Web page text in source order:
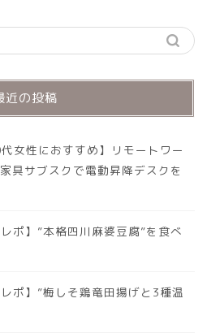
近の投稿
女性におすすめ】リモートワー
具サブスクで電動昇降デスクを
ポ】”本格四川麻婆豆腐”を食べ
ポ】”梅しそ鶏竜田揚げと3種温